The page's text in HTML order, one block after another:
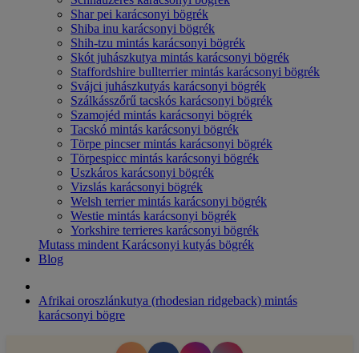
Shar pei karácsonyi bögrék
Shiba inu karácsonyi bögrék
Shih-tzu mintás karácsonyi bögrék
Skót juhászkutya mintás karácsonyi bögrék
Staffordshire bullterrier mintás karácsonyi bögrék
Svájci juhászkutyás karácsonyi bögrék
Szálkásszőrű tacskós karácsonyi bögrék
Szamojéd mintás karácsonyi bögrék
Tacskó mintás karácsonyi bögrék
Törpe pincser mintás karácsonyi bögrék
Törpespicc mintás karácsonyi bögrék
Uszkáros karácsonyi bögrék
Vizslás karácsonyi bögrék
Welsh terrier mintás karácsonyi bögrék
Westie mintás karácsonyi bögrék
Yorkshire terrieres karácsonyi bögrék
Mutass mindent Karácsonyi kutyás bögrék
Blog
Afrikai oroszlánkutya (rhodesian ridgeback) mintás
karácsonyi bögre